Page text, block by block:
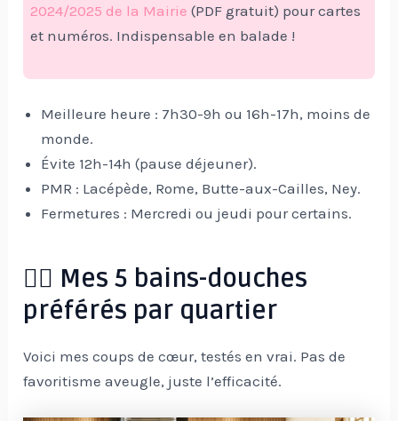
2024/2025 de la Mairie (PDF gratuit) pour cartes
et numéros. Indispensable en balade !
Meilleure heure : 7h30-9h ou 16h-17h, moins de
monde.
Évite 12h-14h (pause déjeuner).
PMR : Lacépède, Rome, Butte-aux-Cailles, Ney.
Fermetures : Mercredi ou jeudi pour certains.
🚶‍♀️ Mes 5 bains-douches
préférés par quartier
Voici mes coups de cœur, testés en vrai. Pas de
favoritisme aveugle, juste l’efficacité.